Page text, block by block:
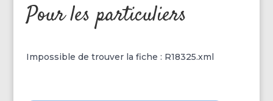
Pour les particuliers
Impossible de trouver la fiche : R18325.xml